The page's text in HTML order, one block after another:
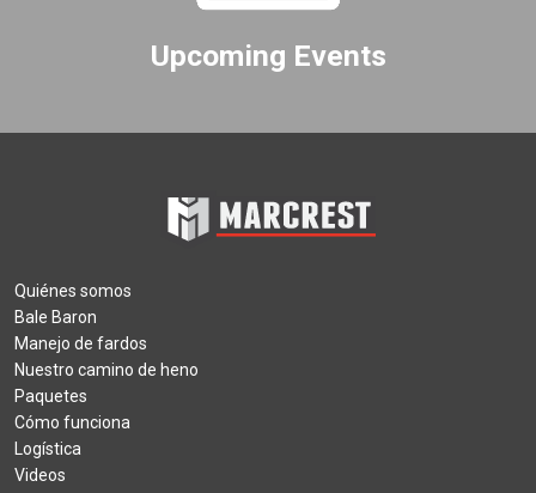
Upcoming Events
Quiénes somos
Bale Baron
Manejo de fardos
Nuestro camino de heno
Paquetes
Cómo funciona
Logística
Videos